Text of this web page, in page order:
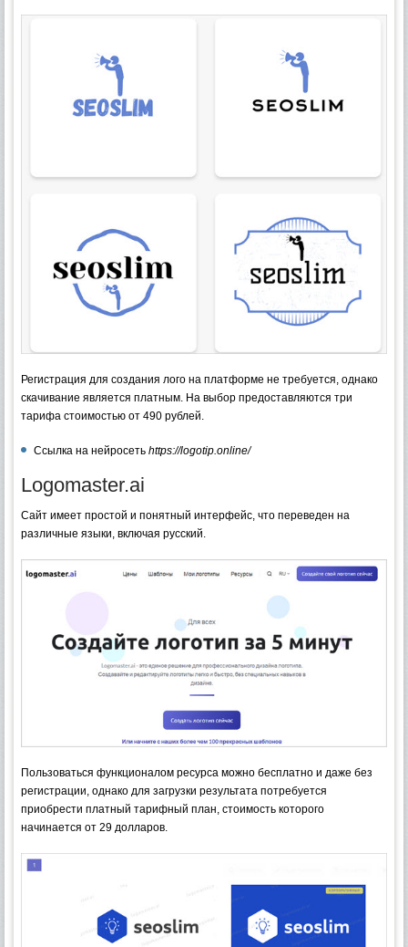
Регистрация для создания лого на платформе не требуется, однако
скачивание является платным. На выбор предоставляются три
тарифа стоимостью от 490 рублей.
Ссылка на нейросеть https://logotip.online/
Logomaster.ai
Сайт имеет простой и понятный интерфейс, что переведен на
различные языки, включая русский.
Пользоваться функционалом ресурса можно бесплатно и даже без
регистрации, однако для загрузки результата потребуется
приобрести платный тарифный план, стоимость которого
начинается от 29 долларов.